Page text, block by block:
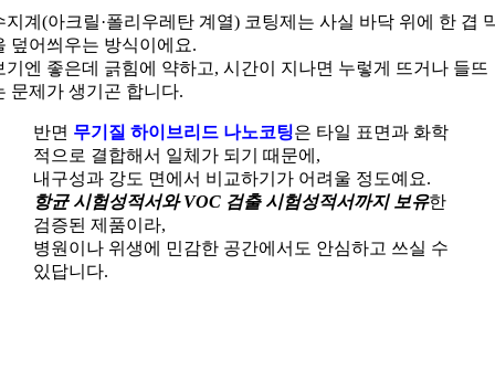
지계(아크릴·폴리우레탄 계열) 코팅제는 사실 바닥 위에 한 겹
덮어씌우는 방식이에요.
기엔 좋은데 긁힘에 약하고, 시간이 지나면 누렇게 뜨거나 들뜨
문제가 생기곤 합니다.
반면 무기질 하이브리드 나노코팅은 타일 표면과 화학
적으로 결합해서 일체가 되기 때문에,
내구성과 강도 면에서 비교하기가 어려울 정도예요.
항균 시험성적서와 VOC 검출 시험성적서까지 보유한
검증된 제품이라,
병원이나 위생에 민감한 공간에서도 안심하고 쓰실 수
있답니다.